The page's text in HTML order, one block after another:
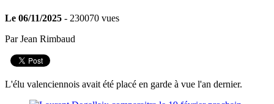
Le 06/11/2025 - 230070 vues
Par Jean Rimbaud
L'élu valenciennois avait été placé en garde à vue l'an dernier.